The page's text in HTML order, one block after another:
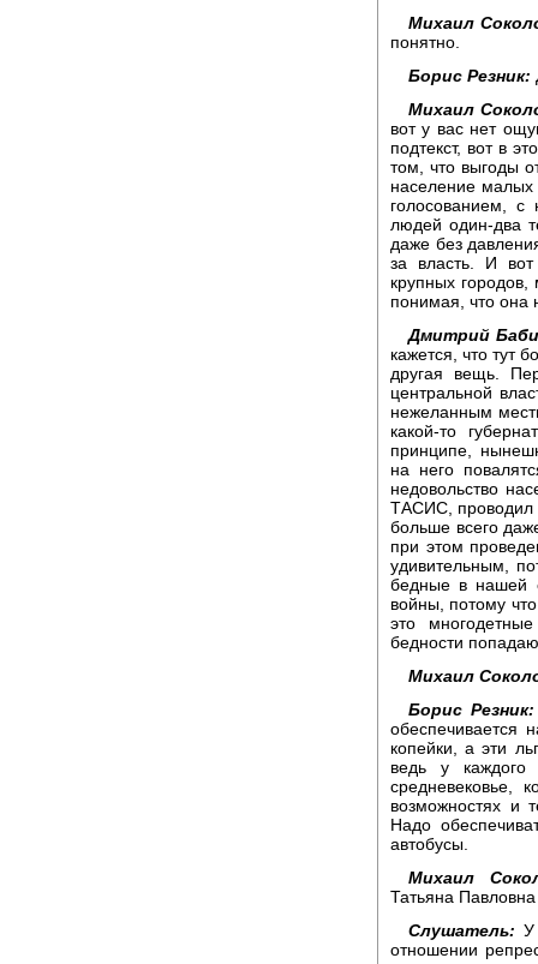
Михаил
понятно.
Борис Резник:
Михаил
вот у вас нет
подтекст, вот в
том, что выгоды
население малых
голосованием, с
людей один-два
даже без
за власть. И вот
крупных
понимая, что она
Дмитрий
кажется, что тут
другая вещь.
центральной
нежеланным
какой-то
принципе,
на него
недовольство
ТАСИС, проводил
больше всего
при этом
удивительным,
бедные в нашей
войны, потому
это
бедности
Михаил
Борис Резник:
обеспечивается
копейки, а эти
ведь у каждого
средневековье,
возможностях и
Надо
автобусы.
Михаил
Татьяна
Слушатель: У
отношении